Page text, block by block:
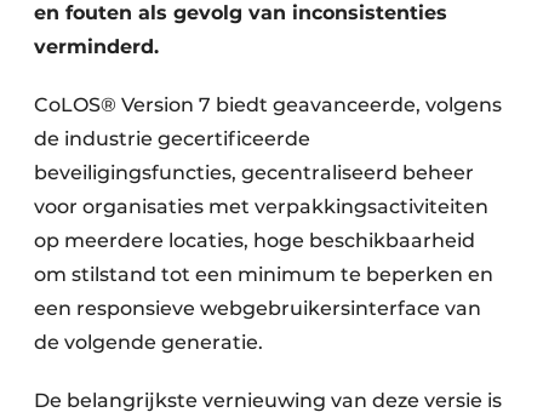
en fouten als gevolg van inconsistenties
verminderd.
CoLOS® Version 7 biedt geavanceerde, volgens
de industrie gecertificeerde
beveiligingsfuncties, gecentraliseerd beheer
voor organisaties met verpakkingsactiviteiten
op meerdere locaties, hoge beschikbaarheid
om stilstand tot een minimum te beperken en
een responsieve webgebruikersinterface van
de volgende generatie.
De belangrijkste vernieuwing van deze versie is